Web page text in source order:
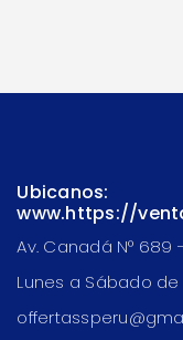
Ubicanos:
www.https://
Av. Canadá N° 689
Lunes a Sábado de